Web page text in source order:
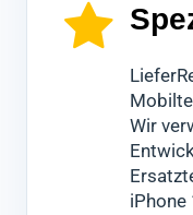
Wir
iPhone